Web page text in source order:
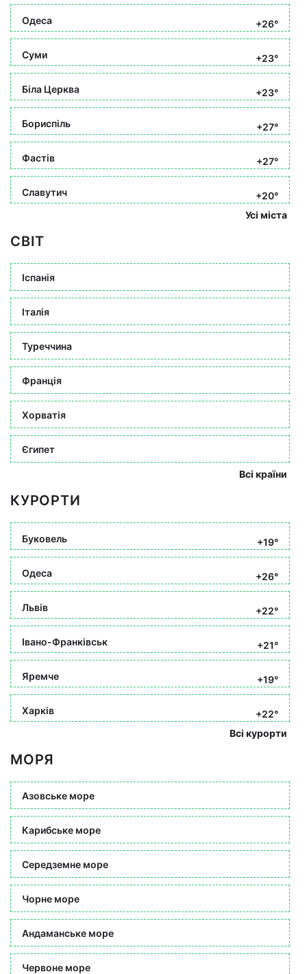
Одеса +26°
Суми +23°
Біла Церква +23°
Бориспіль +27°
Фастів +27°
Славутич
+20°
Усі міста
СВІТ
Іспанія
Італія
Туреччина
Франція
Хорватія
Єгипет
Всі країни
КУРОРТИ
Буковель +19°
Одеса +26°
Львів +22°
Івано-Франківськ +21°
Яремче +19°
Харків
+22°
Всі курорти
МОРЯ
Азовське море
Карибське море
Середземне море
Чорне море
Андаманське море
Червоне море